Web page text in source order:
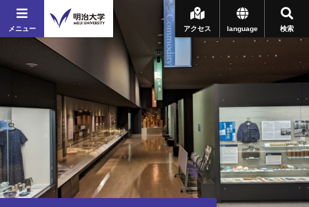
メニュー 検索
language
アクセス